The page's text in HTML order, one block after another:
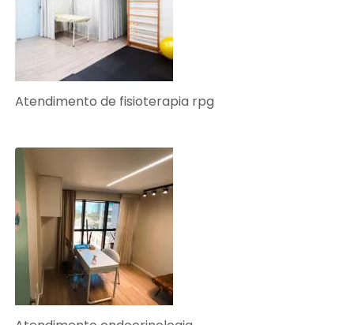
Atendimento de fisioterapia rpg